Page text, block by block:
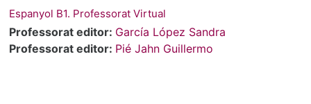
Espanyol B1. Professorat Virtual
Professorat editor: García López Sandra
Professorat editor: Pié Jahn Guillermo